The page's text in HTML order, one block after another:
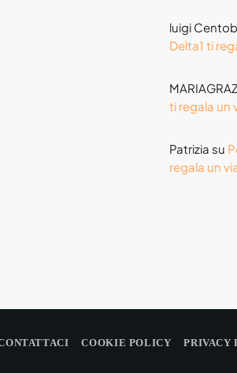
luigi
Delta1 ti
ti regala un
Patrizia su
regala un
COOKIE POLICY PRIVACY
BANNER